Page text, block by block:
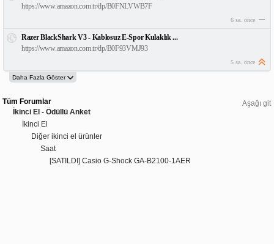
https://www.amazon.com.tr/dp/B0FNLVWB7F
6 sa. önce
Razer BlackShark V3 - Kablosuz E-Spor Kulaklık ...
https://www.amazon.com.tr/dp/B0F93VMJ93
5 sa. önce
Aşağı git
Tüm Forumlar
İkinci El - Ödüllü Anket
İkinci El
Diğer ikinci el ürünler
Saat
[SATILDI] Casio G-Shock GA-B2100-1AER